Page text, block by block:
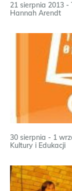
21 sierpnia 2013 -
Hannah Arendt
30 sierpnia - 1
Kultury i Edukacji